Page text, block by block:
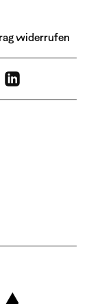
widerrufen